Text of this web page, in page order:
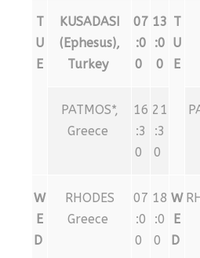
T
U
E
KUSADASI
(Ephesus),
Turkey
07
:0
0
13
:0
0
T
U
E
PATMOS*,
Greece
16
:3
0
21
:3
0
W
E
D
RHODES
Greece
07
:0
0
18
:0
0
W
E
D